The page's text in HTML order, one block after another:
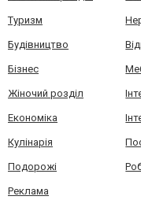
Туризм
Будівництво
Бізнес
Жіночий розділ
Економіка
Кулінарія
Подорожі
Реклама